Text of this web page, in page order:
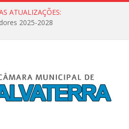
ATUALIZAÇÕES:
2025-2028